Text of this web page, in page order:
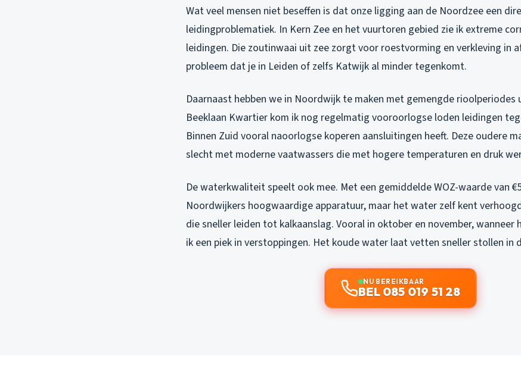
Wat veel mensen niet beseffen is dat onze ligging aan de Noordzee een
leidingproblematiek. In Kern Zee en het vuurtoren gebied zie ik extreme
leidingen. Die zoutinwaai uit zee zorgt voor roestvorming en verkleving in
probleem dat je in Leiden of zelfs Katwijk al minder tegenkomt.
Daarnaast hebben we in Noordwijk te maken met gemengde rioolperiodes
Beeklaan Kwartier kom ik nog regelmatig vooroorlogse loden leidingen
Binnen Zuid vooral naoorlogse koperen aansluitingen heeft. Deze oudere
slecht met moderne vaatwassers die met hogere temperaturen en druk
De waterkwaliteit speelt ook mee. Met een gemiddelde WOZ-waarde van
Noordwijkers hoogwaardige apparatuur, maar het water zelf kent
die sneller leiden tot kalkaanslag. Vooral in oktober en november,
ik een piek in verstoppingen. Het koude water laat vetten sneller stollen in
NU BEREIKBAAR
BEL 085 019 51 28